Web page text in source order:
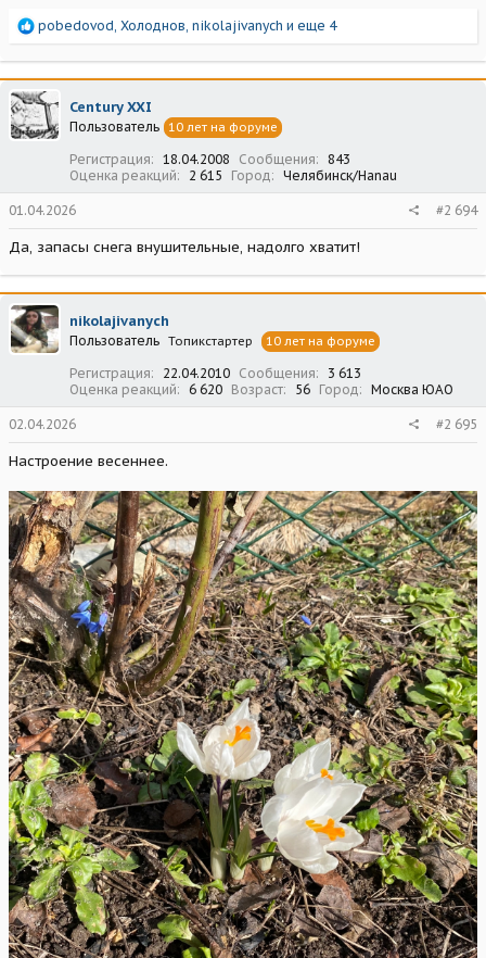
Р
а
к
ц
и
и
pobedovod Холоднов nikolajivanych и еще 4
Century XXI
Пользователь 10 лет на форуме
Регистрация 18.04.2008 Сообщения
843
Оценка реакций
2 615 Город Челябинск/Hanau
01.04.2026 #2 694
Да, запасы снега внушительные, надолго хватит!
nikolajivanych
Пользователь Топикстартер 10 лет на форуме
Регистрация 22.04.2010 Сообщения
3 613
Оценка реакций
6 620 Возраст 56 Город Москва ЮАО
02.04.2026 #2 695
Настроение весеннее.